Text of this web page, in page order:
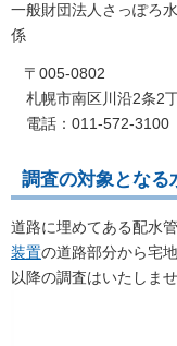
一般財団法人さっぽろ
係
〒005-0802
札幌市南区川沿2条2
電話：011-572-3100
調査の対象となる
道路に埋めてある配水
装置の道路部分から宅
以降の調査はいたしませ